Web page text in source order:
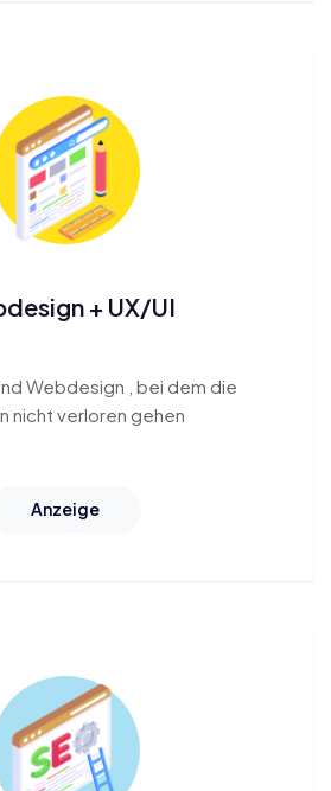
+ UX/UI
Webdesign , bei dem die
nicht verloren gehen
Anzeige